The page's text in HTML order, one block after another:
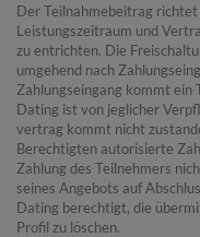
Der Teilnahmebeitrag
Leistungszeitraum und
zu entrichten. Die
umgehend nach
Zahlungseingang kommt ein
Dating ist von jeglicher
vertrag kommt nicht
Berechtigten autorisierte
Zahlung des Teilnehmers
seines Angebots auf
Dating berechtigt, die
Profil zu löschen.